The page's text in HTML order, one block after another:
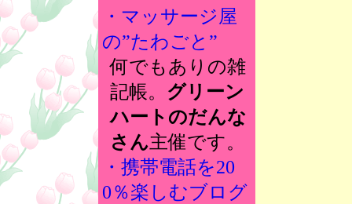
・マッサージ屋
の”たわごと”
何でもありの雑
記帳。 グリーン
ハートのだんな
さん主催です。
・携帯電話を20
0％楽しむブログ